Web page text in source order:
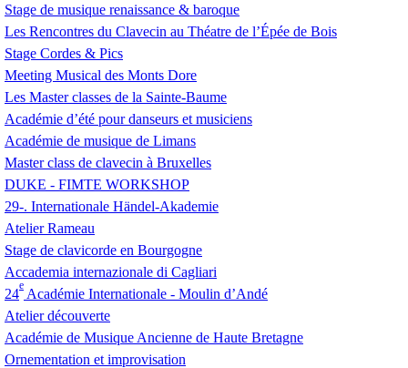
Stage de musique renaissance & baroque
Les Rencontres du Clavecin au Théatre de l’Épée de Bois
Stage Cordes & Pics
Meeting Musical des Monts Dore
Les Master classes de la Sainte-Baume
Académie d’été pour danseurs et musiciens
Académie de musique de Limans
Master class de clavecin à Bruxelles
DUKE - FIMTE WORKSHOP
29-. Internationale Händel-Akademie
Atelier Rameau
Stage de clavicorde en Bourgogne
Accademia internazionale di Cagliari
24
e
Académie Internationale - Moulin d’Andé
Atelier découverte
Académie de Musique Ancienne de Haute Bretagne
Ornementation et improvisation